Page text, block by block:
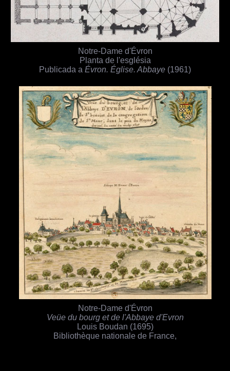
Notre-Dame d'Évron
Planta de l'església
Publicada a Évron. Église. Abbaye (1961)
Notre-Dame d'Évron
Veüe du bourg et de l'Abbaye d'Evron
Louis Boudan (1695)
Bibliothèque nationale de France,